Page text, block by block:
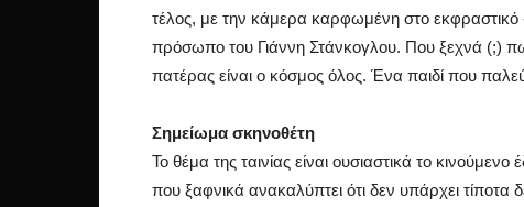
τέλος, με την κάμερα καρφωμένη στο
πρόσωπο του Γιάννη Στάνκογλου. Που ξεχνά (;)
πατέρας είναι ο κόσμος όλος. Ένα παιδί που
Σημείωμα σκηνοθέτη
Το θέμα της ταινίας είναι ουσιαστικά το
που ξαφνικά ανακαλύπτει ότι δεν υπάρχει